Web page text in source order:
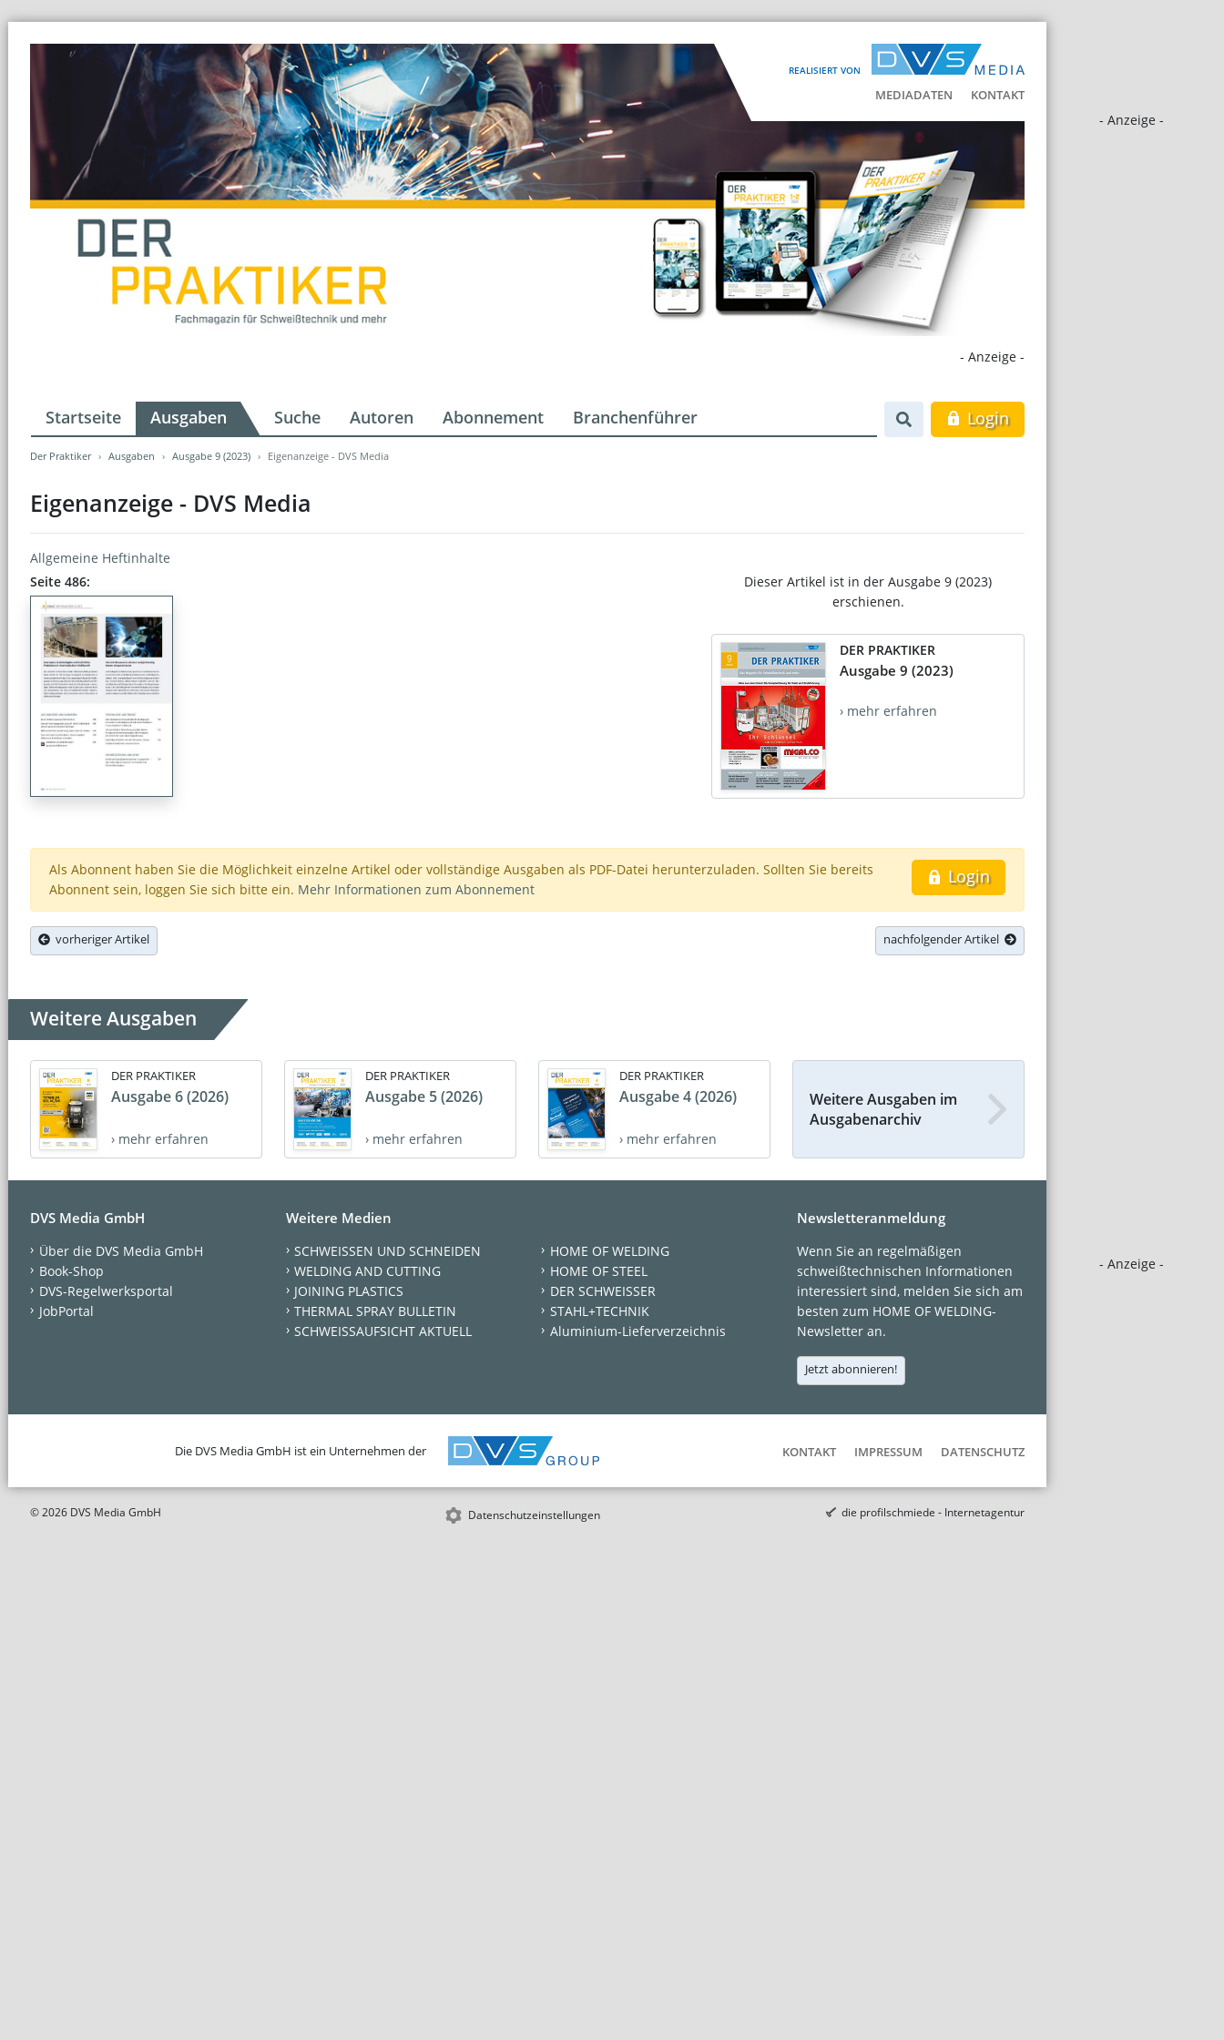
REALISIERT VON
MEDIADATEN KONTAKT
- Anzeige -
- Anzeige -
- Anzeige -
Startseite Ausgaben Suche Autoren Abonnement Branchenführer Login
Der Praktiker Ausgaben Ausgabe 9 (2023) Eigenanzeige - DVS Media
Eigenanzeige - DVS Media
Allgemeine Heftinhalte
Seite 486:
Dieser Artikel ist in der Ausgabe 9 (2023)
erschienen.
DER PRAKTIKER
Ausgabe 9 (2023)
› mehr erfahren
Login
Als Abonnent haben Sie die Möglichkeit einzelne Artikel oder vollständige Ausgaben als PDF-Datei herunterzuladen. Sollten Sie bereits
Abonnent sein, loggen Sie sich bitte ein. Mehr Informationen zum Abonnement
vorheriger Artikel nachfolgender Artikel
Weitere Ausgaben
DER PRAKTIKER
Ausgabe 6 (2026)
› mehr erfahren
DER PRAKTIKER
Ausgabe 5 (2026)
› mehr erfahren
DER PRAKTIKER
Ausgabe 4 (2026)
› mehr erfahren
Weitere Ausgaben im
Ausgabenarchiv
DVS Media GmbH
Über die DVS Media GmbH
Book-Shop
DVS-Regelwerksportal
JobPortal
Weitere Medien
SCHWEISSEN UND SCHNEIDEN
WELDING AND CUTTING
JOINING PLASTICS
THERMAL SPRAY BULLETIN
SCHWEISSAUFSICHT AKTUELL
HOME OF WELDING
HOME OF STEEL
DER SCHWEISSER
STAHL+TECHNIK
Aluminium-Lieferverzeichnis
Newsletteranmeldung
Wenn Sie an regelmäßigen
schweißtechnischen Informationen
interessiert sind, melden Sie sich am
besten zum HOME OF WELDING-
Newsletter an.
Jetzt abonnieren!
Die DVS Media GmbH ist ein Unternehmen der KONTAKT IMPRESSUM DATENSCHUTZ
© 2026 DVS Media GmbH Datenschutzeinstellungen die profilschmiede - Internetagentur